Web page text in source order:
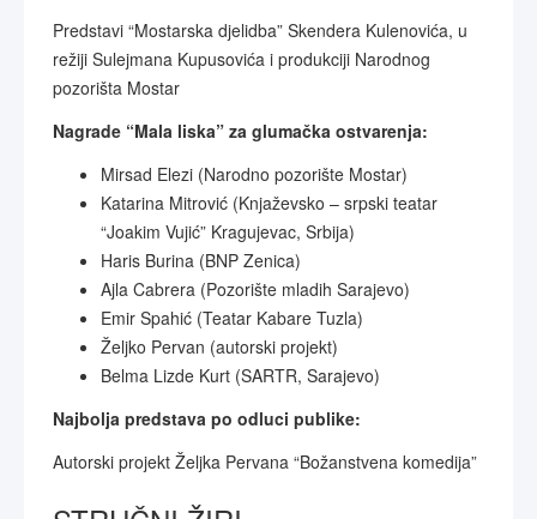
Predstavi “Mostarska djelidba” Skendera Kulenovića, u
režiji Sulejmana Kupusovića i produkciji Narodnog
pozorišta Mostar
Nagrade “Mala liska” za glumačka ostvarenja:
Mirsad Elezi (Narodno pozorište Mostar)
Katarina Mitrović (Knjaževsko – srpski teatar
“Joakim Vujić” Kragujevac, Srbija)
Haris Burina (BNP Zenica)
Ajla Cabrera (Pozorište mladih Sarajevo)
Emir Spahić (Teatar Kabare Tuzla)
Željko Pervan (autorski projekt)
Belma Lizde Kurt (SARTR, Sarajevo)
Najbolja predstava po odluci publike:
Autorski projekt Željka Pervana “Božanstvena komedija”